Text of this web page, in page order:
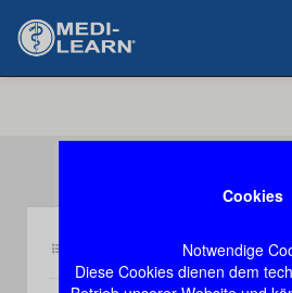
Cookies
Notwendige
Diese Cookies dienen dem
Demozugang, das